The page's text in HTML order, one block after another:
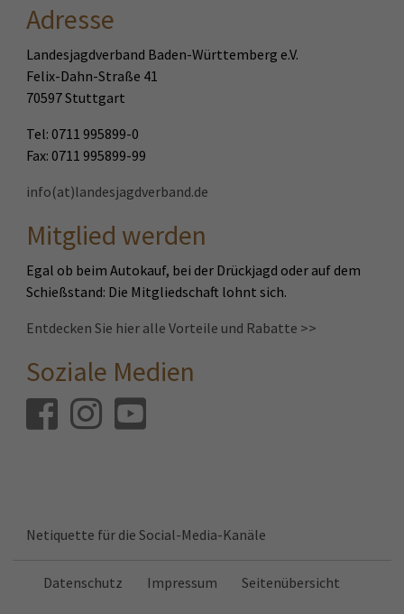
Adresse
Landesjagdverband Baden-Württemberg e.V.
Felix-Dahn-Straße 41
70597 Stuttgart
Tel: 0711 995899-0
Fax: 0711 995899-99
info(at)landesjagdverband.de
Mitglied werden
Egal ob beim Autokauf, bei der Drückjagd oder auf dem
Schießstand: Die Mitgliedschaft lohnt sich.
Entdecken Sie hier alle Vorteile und Rabatte >>
Soziale Medien
Facebook
Instagram
Netiquette für die Social-Media-Kanäle
Datenschutz Impressum Seitenübersicht